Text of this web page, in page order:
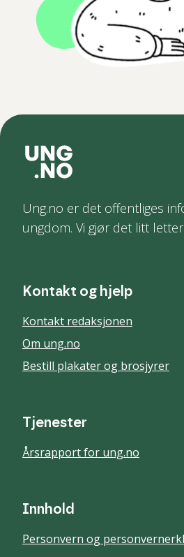
Ung.no er det offentliges
ungdom. Vi gjør det litt
Kontakt og hjelp
Kontakt redaksjonen
Om ung.no
Bestill plakater og brosjyrer
Tjenester
Årsrapport for ung.no
Innhold
Personvern og